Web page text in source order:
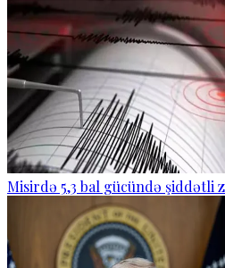
Misirdə 5,3 bal gücündə şiddətli